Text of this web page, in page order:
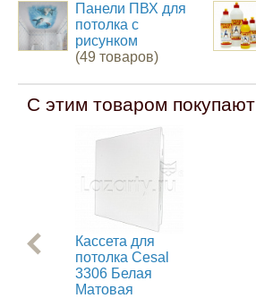
Панели ПВХ для
потолка с
рисунком
(49 товаров)
С этим товаром покупают
Кассета для
потолка Cesal
3306 Белая
Матовая